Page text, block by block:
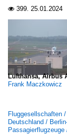
 399. 25.01.2024
Lufthansa, Airbus
Frank Maczkowicz
Fluggesellschaften
Deutschland /